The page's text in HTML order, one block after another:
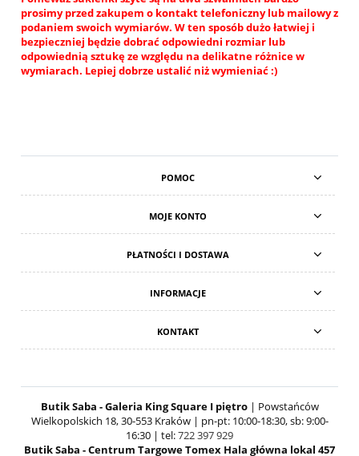
prosimy przed zakupem o kontakt telefoniczny lub mailowy z
podaniem swoich wymiarów. W ten sposób dużo łatwiej i
bezpieczniej będzie dobrać odpowiedni rozmiar lub
odpowiednią sztukę ze względu na delikatne różnice w
wymiarach. Lepiej dobrze ustalić niż wymieniać :)
POMOC
MOJE KONTO
PŁATNOŚCI I DOSTAWA
INFORMACJE
KONTAKT
Butik Saba - Galeria King Square I piętro| Powstańców
Wielkopolskich 18, 30-553 Kraków | pn-pt: 10:00-18:30, sb: 9:00-
16:30 | tel:722 397 929
Butik Saba - Centrum Targowe Tomex Hala główna lokal 457